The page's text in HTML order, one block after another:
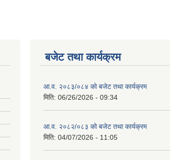
बजेट तथा कार्यक्रम
आ.व. २०८३/०८४ को बजेट तथा कार्यक्रम
मिति: 06/26/2026 - 09:34
आ.व. २०८२/०८३ को बजेट तथा कार्यक्रम
मिति: 04/07/2026 - 11:05